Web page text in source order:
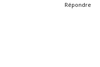
Répondre